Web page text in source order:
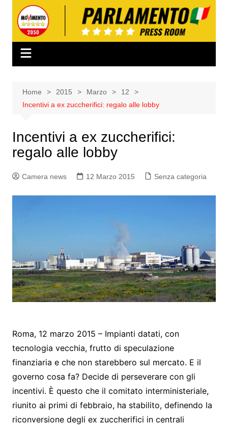
contenuto
Home 2015 Marzo
12
Incentivi a ex zuccherifici: regalo alle lobby
Incentivi a ex zuccherifici:
regalo alle lobby
Camera news 12 Marzo 2015 Senza categoria
Roma, 12 marzo 2015 – Impianti datati, con
tecnologia vecchia, frutto di speculazione
finanziaria e che non starebbero sul mercato. E il
governo cosa fa? Decide di perseverare con gli
incentivi. È questo che il comitato interministeriale,
riunito ai primi di febbraio, ha stabilito, definendo la
riconversione degli ex zuccherifici in centrali